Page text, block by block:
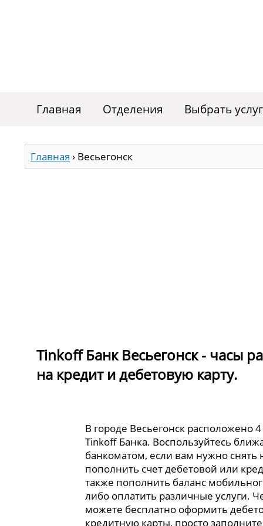
Главная Отделения Выбрать
Главная › Весьегонск
Tinkoff Банк Весьегонск - часы
на кредит и дебетовую карту.
В городе Весьегонск расположено
Tinkoff Банка. Воспользуйтесь
банкоматом, если вам нужно снять
пополнить счет дебетовой или
также пополнить баланс
либо оплатить различные услуги.
можете бесплатно оформить
кредитную карты, просто